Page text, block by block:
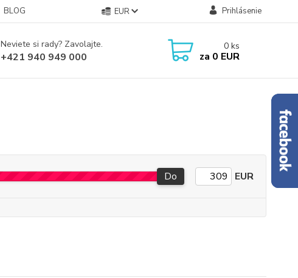
BLOG EUR Prihlásenie
Neviete si rady? Zavolajte.
+421 940 949 000
0 ks
za 0 EUR
Do EUR